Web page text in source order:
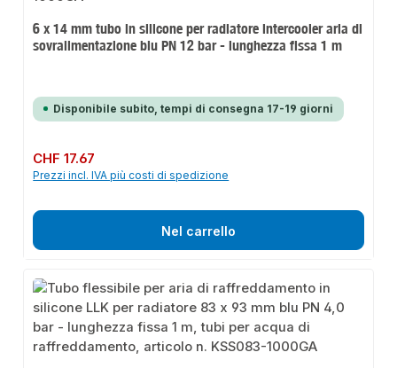
6 x 14 mm tubo in silicone per radiatore intercooler aria di
sovralimentazione blu PN 12 bar - lunghezza fissa 1 m
Disponibile subito, tempi di consegna 17-19 giorni
Prezzo normale:
CHF 17.67
Prezzi incl. IVA più costi di spedizione
Nel carrello